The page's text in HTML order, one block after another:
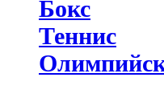
Бокс
Теннис